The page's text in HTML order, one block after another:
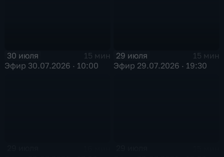
30 июля
15 мин
Эфир 30.07.2026 · 10:00
29 июля
15 мин
Эфир 29.07.2026 · 19:30